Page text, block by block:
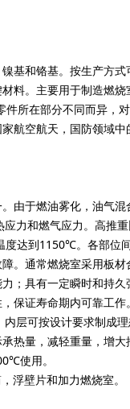
和铬基。按生产方式
料。主要用于制造燃
所在部分不同而异，
航空航天，国防领域中
于燃油雾化，油气混
和燃气应力。高推重
达到1150℃。各部位
。通常燃烧室采用板
；具有一定瞬时和持
保证寿命期内可靠工
层可按设计要求制成
热量，减轻重量，增
使用。
浮壁片和加力燃烧室。